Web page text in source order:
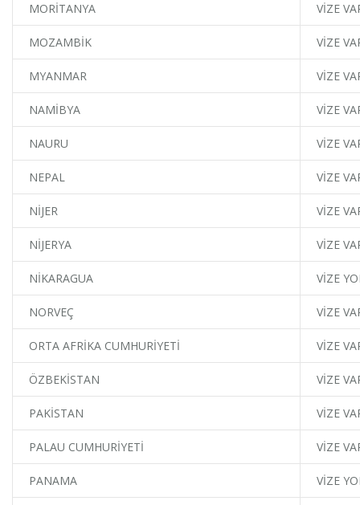
MORİTANYA VİZE
MOZAMBİK VİZE
MYANMAR VİZE
NAMİBYA VİZE
NAURU VİZE
NEPAL VİZE
NİJER VİZE
NİJERYA VİZE
NİKARAGUA VİZE
NORVEÇ VİZE
ORTA AFRİKA CUMHURİYETİ VİZE
ÖZBEKİSTAN VİZE
PAKİSTAN VİZE
PALAU CUMHURİYETİ VİZE
PANAMA VİZE